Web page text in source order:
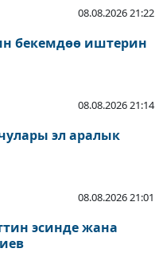
08.08.2026 21:22
бекемдөө иштерин
08.08.2026 21:14
эл аралык
08.08.2026 21:01
эсинде жана